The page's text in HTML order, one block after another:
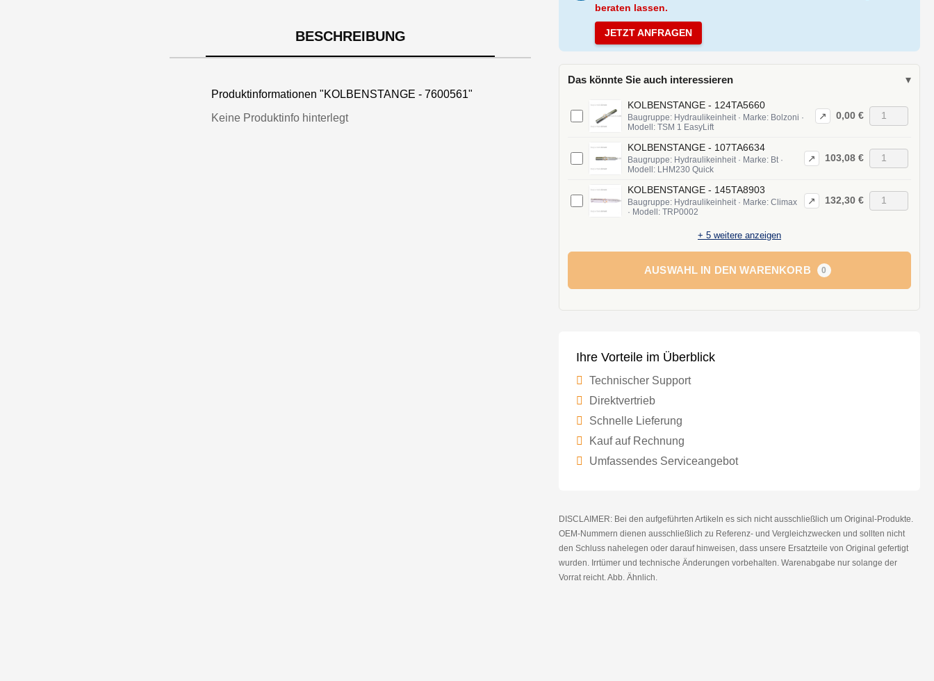
BESCHREIBUNG
Produktinformationen "KOLBENSTANGE - 7600561"
Keine Produktinfo hinterlegt
beraten lassen.
JETZT ANFRAGEN
Das könnte Sie auch interessieren ▾
KOLBENSTANGE - 124TA5660
Baugruppe: Hydraulikeinheit · Marke: Bolzoni ·
Modell: TSM 1 EasyLift
↗ 0,00 €
KOLBENSTANGE - 107TA6634
Baugruppe: Hydraulikeinheit · Marke: Bt ·
Modell: LHM230 Quick
↗ 103,08 €
KOLBENSTANGE - 145TA8903
Baugruppe: Hydraulikeinheit · Marke: Climax
· Modell: TRP0002
↗ 132,30 €
+ 5 weitere anzeigen
AUSWAHL IN DEN WARENKORB 0
Ihre Vorteile im Überblick
Technischer Support
Direktvertrieb
Schnelle Lieferung
Kauf auf Rechnung
Umfassendes Serviceangebot
DISCLAIMER: Bei den aufgeführten Artikeln es sich nicht ausschließlich um Original-Produkte.
OEM-Nummern dienen ausschließlich zu Referenz- und Vergleichzwecken und sollten nicht
den Schluss nahelegen oder darauf hinweisen, dass unsere Ersatzteile von Original gefertigt
wurden. Irrtümer und technische Änderungen vorbehalten. Warenabgabe nur solange der
Vorrat reicht. Abb. Ähnlich.